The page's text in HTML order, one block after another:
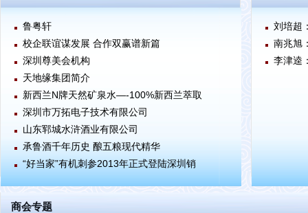
鲁粤轩
校企联谊谋发展 合作双赢谱新篇
深圳尊美会机构
天地缘集团简介
新西兰N牌天然矿泉水—-100%新西兰萃取
深圳市万拓电子技术有限公司
山东郓城水浒酒业有限公司
承鲁酒千年历史 酿五粮现代精华
“好当家”有机刺参2013年正式登陆深圳销
刘培超
南兆旭
李津逵
商会专题